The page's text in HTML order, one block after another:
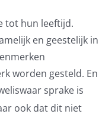
tot hun leeftijd.
en geestelijk in
worden gesteld. En
sprake is
ook dat dit niet